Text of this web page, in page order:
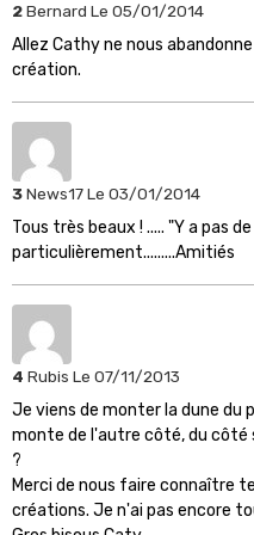
2Bernard Le 05/01/2014
Allez Cathy ne nous
création.
3News17Le 03/01/2014
Tous très beaux ! ..... "Y a pas
particulièrement.........Amitiés
4 Rubis Le 07/11/2013
Je viens de monter la dune du
monte de l'autre côté, du côté
?
Merci de nous faire connaître
créations. Je n'ai pas encore